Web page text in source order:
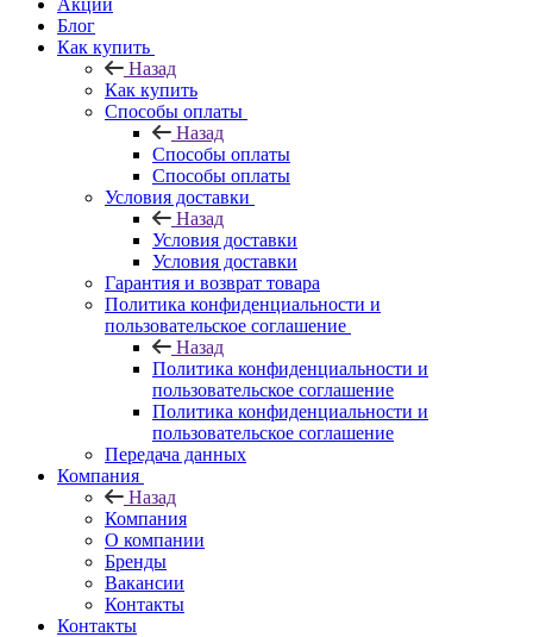
Акции
Блог
Как купить
Назад
Как купить
Способы оплаты
Назад
Способы оплаты
Способы оплаты
Условия доставки
Назад
Условия доставки
Условия доставки
Гарантия и возврат товара
Политика конфиденциальности и
пользовательское соглашение
Назад
Политика конфиденциальности и
пользовательское соглашение
Политика конфиденциальности и
пользовательское соглашение
Передача данных
Компания
Назад
Компания
О компании
Бренды
Вакансии
Контакты
Контакты